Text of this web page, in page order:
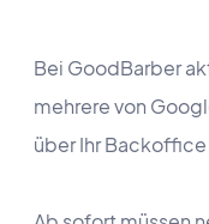
Bei GoodBarber
mehrere von
über Ihr